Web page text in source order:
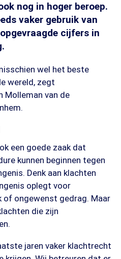
nog in hoger beroep.
vaker gebruik van
cijfers in
wel het beste
wereld, zegt
Molleman van de
een goede zaak dat
kunnen beginnen tegen
Denk aan klachten
oplegt voor
of ongewenst gedrag. Maar
die zijn
jaren vaker klachtrecht